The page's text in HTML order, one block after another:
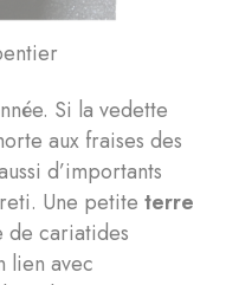
Si la vedette
aux fraises des
d’importants
Une petite terre
de cariatides
lien avec